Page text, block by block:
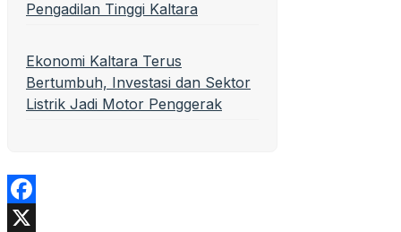
Pengadilan Tinggi Kaltara
Ekonomi Kaltara Terus
Bertumbuh, Investasi dan Sektor
Listrik Jadi Motor Penggerak
Facebook